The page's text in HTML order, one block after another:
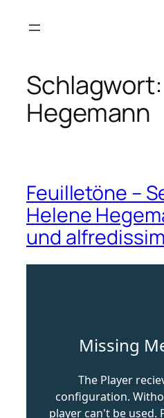
Inhalt
Schlagwort:
Hegemann
Feuilletöne –
Helene
und